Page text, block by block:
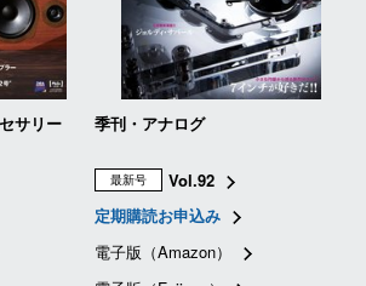
サリー 季刊・アナログ
最新号
Vol.92
定期購読お申込み
電子版（Amazon）